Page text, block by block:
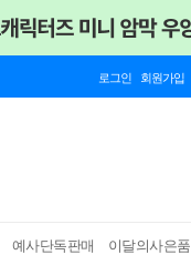
로그인 회원가입
예사단독판매 이달의사은품